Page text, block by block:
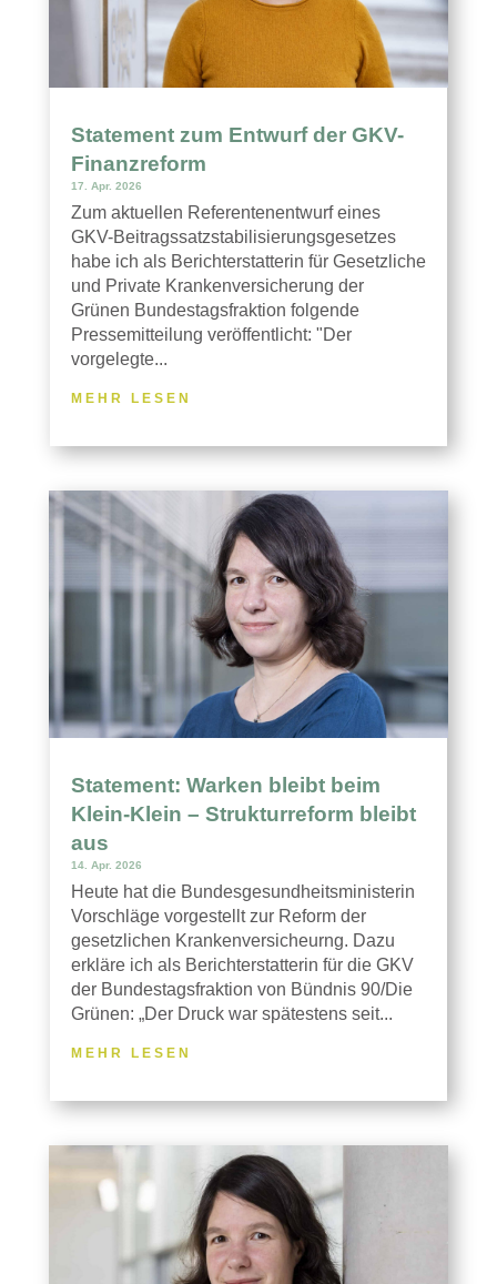
Statement zum Entwurf der GKV-
Finanzreform
17. Apr. 2026
Zum aktuellen Referentenentwurf eines
GKV-Beitragssatzstabilisierungsgesetzes
habe ich als Berichterstatterin für Gesetzliche
und Private Krankenversicherung der
Grünen Bundestagsfraktion folgende
Pressemitteilung veröffentlicht: "Der
vorgelegte...
MEHR LESEN
Statement: Warken bleibt beim
Klein-Klein – Strukturreform bleibt
aus
14. Apr. 2026
Heute hat die Bundesgesundheitsministerin
Vorschläge vorgestellt zur Reform der
gesetzlichen Krankenversicheurng. Dazu
erkläre ich als Berichterstatterin für die GKV
der Bundestagsfraktion von Bündnis 90/Die
Grünen: „Der Druck war spätestens seit...
MEHR LESEN